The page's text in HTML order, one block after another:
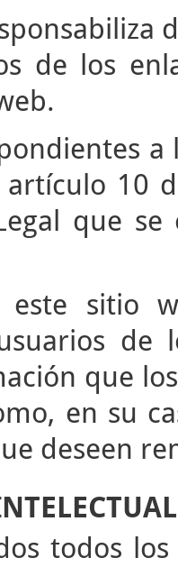
de los
10
que
sitio
de
que
en su
deseen
todos